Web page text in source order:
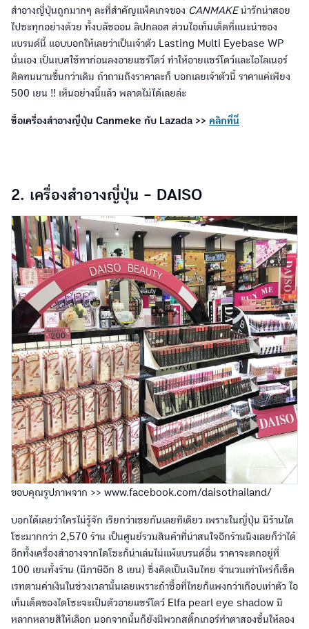
สำอางญี่ปุ่นถูกมากๆ ละที่สำคัญแพ็คเกจของ CANMAKEน่ารักน่าสอย
ไปซะทุกอย่างด้วย ทั้งบลัชออน ลิปกลอส ส่วนไอเท็มเด็ดที่แนะนำของ
แบรนด์นี้ แอบบอกให้เลยว่าเป็นเจ้าตัว Lasting Multi Eyebase WP
นั่นเอง เป็นเบสใช้ทาก่อนลงอายแชร์โดว์ ทำให้อายแชร์โดว์และไอไลเนอร์
ติดทนนานขึ้นกว่าเดิม ถ้าถามถึงราคาละก็ บอกเลยเจ้าตัวนี้ ราคาแค่เพียง
500 เยน !! เห็นอย่างนี้แล้ว พลาดไม่ได้เลยล่ะ
ซื้อเครื่องสำอางญี่ปุ่น Canmeke กับ Lazada >> คลิกที่นี่
2. เครื่องสำอางญี่ปุ่น - DAISO
ขอบคุณรูปภาพจาก >> www.facebook.com/daisothailand/
บอกได้เลยว่าใครไม่รู้จัก เรียกว่าเชยกันเลยทีเดียว เพราะในญี่ปุ่น มีร้านได
โซะมากกว่า 2,570 ร้าน เป็นศูนย์รวมสินค้าที่น่าสนใจอีกร้านนึงเลยก็ว่าได้
อีกทั้งเครื่องสำอางจากไดโซะก็น่าเล่นไม่แพ้แบรนด์อื่น ราคาจะตกอยู่ที่
100 เยนทั้งร้าน (มีภาษีอีก 8 เยน) ซึ่งคิดเป็นเงินไทย จำนวนเท่าไหร่ก็เช็ค
เรทตามค่าเงินในช่วงเวลานั้นเลยเพราะถ้าซื้อที่ไทยก็แพงกว่าเกือบเท่าตัว ไอ
เท็มเด็ดของไดโซะจะเป็นตัวอายแชร์โดว์ Elfa pearl eye shadow มี
หลากหลายสีให้เลือก นอกจากนั้นก็ยังมีพวกสติ๊กเกอร์ทำตาสองชั้นให้ลอง